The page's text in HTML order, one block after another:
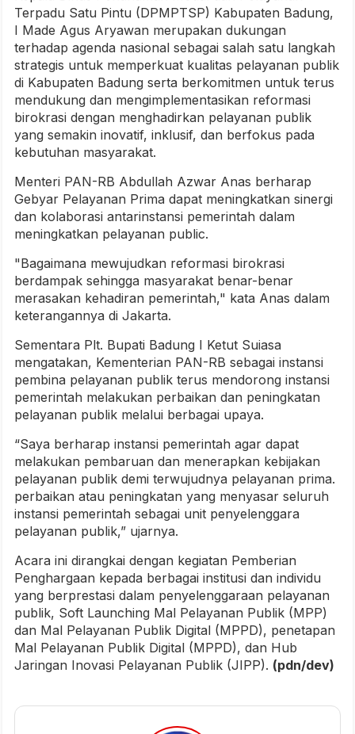
Terpadu Satu Pintu (DPMPTSP) Kabupaten Badung,
I Made Agus Aryawan merupakan dukungan
terhadap agenda nasional sebagai salah satu langkah
strategis untuk memperkuat kualitas pelayanan publik
di Kabupaten Badung serta berkomitmen untuk terus
mendukung dan mengimplementasikan reformasi
birokrasi dengan menghadirkan pelayanan publik
yang semakin inovatif, inklusif, dan berfokus pada
kebutuhan masyarakat.
Menteri PAN-RB Abdullah Azwar Anas berharap
Gebyar Pelayanan Prima dapat meningkatkan sinergi
dan kolaborasi antarinstansi pemerintah dalam
meningkatkan pelayanan public.
"Bagaimana mewujudkan reformasi birokrasi
berdampak sehingga masyarakat benar-benar
merasakan kehadiran pemerintah," kata Anas dalam
keterangannya di Jakarta.
Sementara Plt. Bupati Badung I Ketut Suiasa
mengatakan, Kementerian PAN-RB sebagai instansi
pembina pelayanan publik terus mendorong instansi
pemerintah melakukan perbaikan dan peningkatan
pelayanan publik melalui berbagai upaya.
“Saya berharap instansi pemerintah agar dapat
melakukan pembaruan dan menerapkan kebijakan
pelayanan publik demi terwujudnya pelayanan prima.
perbaikan atau peningkatan yang menyasar seluruh
instansi pemerintah sebagai unit penyelenggara
pelayanan publik,” ujarnya.
Acara ini dirangkai dengan kegiatan Pemberian
Penghargaan kepada berbagai institusi dan individu
yang berprestasi dalam penyelenggaraan pelayanan
publik, Soft Launching Mal Pelayanan Publik (MPP)
dan Mal Pelayanan Publik Digital (MPPD), penetapan
Mal Pelayanan Publik Digital (MPPD), dan Hub
Jaringan Inovasi Pelayanan Publik (JIPP). (pdn/dev)